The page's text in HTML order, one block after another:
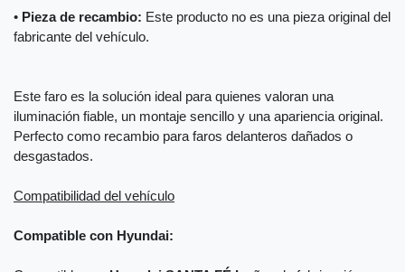
• Pieza de recambio: Este producto no es una pieza original del
fabricante del vehículo.
Este faro es la solución ideal para quienes valoran una
iluminación fiable, un montaje sencillo y una apariencia original.
Perfecto como recambio para faros delanteros dañados o
desgastados.
Compatibilidad del vehículo
Compatible con Hyundai: